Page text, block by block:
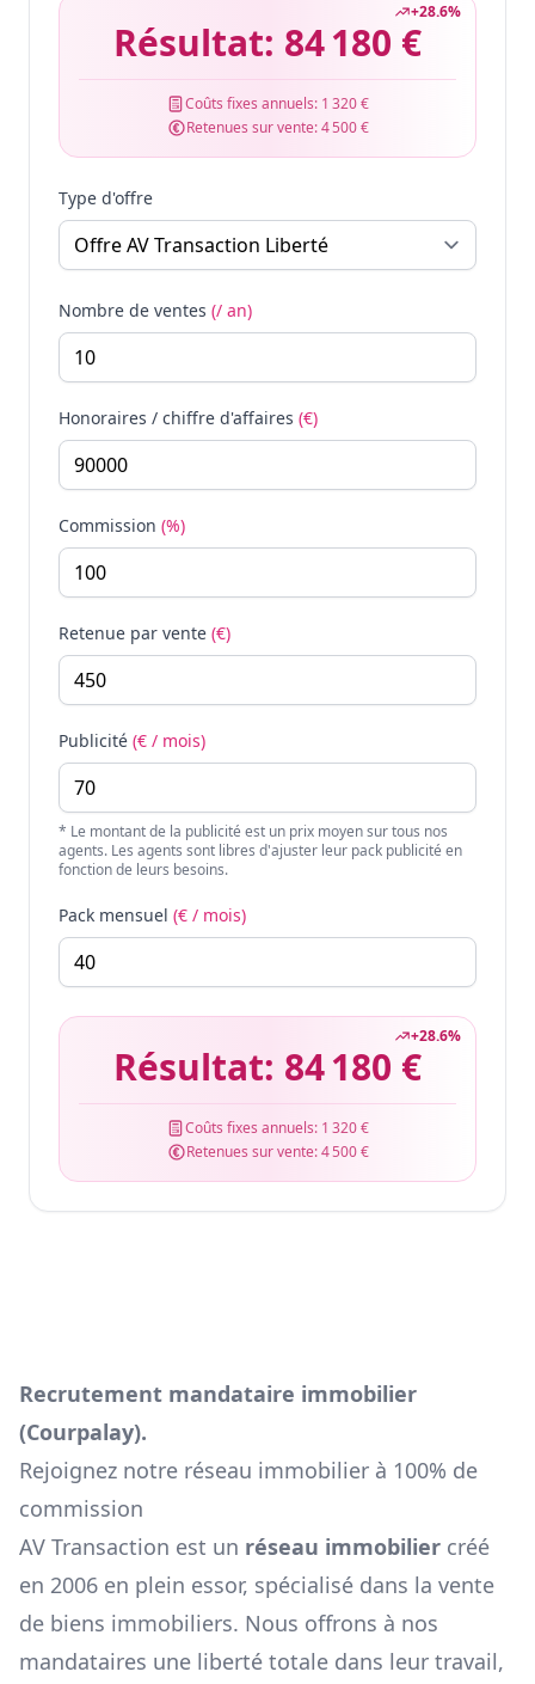
+28.6%
Résultat: 84 180 €
Coûts fixes annuels: 1 320 €
Retenues sur vente:4 500 €
Type d'offre
Nombre de ventes (/ an)
Honoraires / chiffre d'affaires (€)
Commission (%)
Retenue par vente (€)
Publicité (€ / mois)
* Le montant de la publicité est un prix moyen sur tous nos
agents. Les agents sont libres d'ajuster leur pack publicité en
fonction de leurs besoins.
Pack mensuel (€ / mois)
+28.6%
Résultat: 84 180 €
Coûts fixes annuels: 1 320 €
Retenues sur vente:4 500 €
Recrutement mandataire immobilier
(Courpalay).
Rejoignez notre réseau immobilier à 100% de
commission
AV Transaction est un réseau immobilier créé
en 2006 en plein essor, spécialisé dans la vente
de biens immobiliers. Nous offrons à nos
mandataires une liberté totale dans leur travail,